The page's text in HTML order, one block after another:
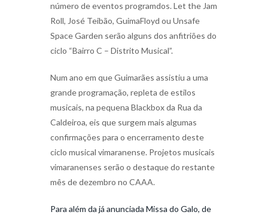
número de eventos programdos. Let the Jam
Roll, José Teibão, GuimaFloyd ou Unsafe
Space Garden serão alguns dos anfitriões do
ciclo “Bairro C – Distrito Musical”.
Num ano em que Guimarães assistiu a uma
grande programação, repleta de estilos
musicais, na pequena Blackbox da Rua da
Caldeiroa, eis que surgem mais algumas
confirmações para o encerramento deste
ciclo musical vimaranense. Projetos musicais
vimaranenses serão o destaque do restante
mês de dezembro no CAAA.
Para além da já anunciada Missa do Galo, de